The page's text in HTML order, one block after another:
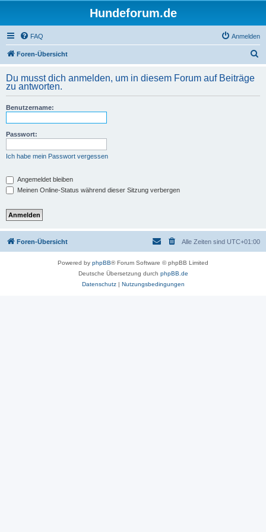
Hundeforum.de
FAQ Anmelden
Foren-Übersicht
h
Du musst dich anmelden, um in diesem Forum auf Beiträge
zu antworten.
Benutzername:
Passwort:
Ich habe mein Passwort vergessen
Angemeldet bleiben
Meinen Online-Status während dieser Sitzung verbergen
Foren-Übersicht Alle Zeiten sind UTC+01:00
Powered by phpBB® Forum Software © phpBB Limited
Deutsche Übersetzung durch phpBB.de
Datenschutz| Nutzungsbedingungen